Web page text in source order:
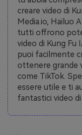
creare video di
Media.io, Hailuo
tutti offrono
video di Kung Fu
puoi facilmente
ottenere grande
come TikTok.
essere utile e ti
fantastici video di